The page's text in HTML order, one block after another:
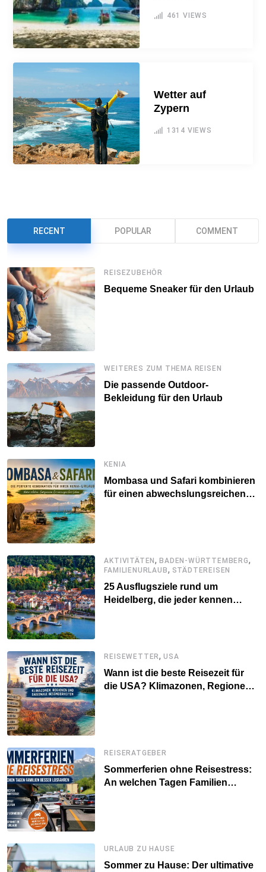
461 VIEWS
Wetter auf
Zypern
1314 VIEWS
RECENT POPULAR COMMENT
REISEZUBEHÖR
Bequeme Sneaker für den Urlaub
WEITERES ZUM THEMA REISEN
Die passende Outdoor-
Bekleidung für den Urlaub
KENIA
Mombasa und Safari kombinieren
für einen abwechslungsreichen
AKTIVITÄTEN,BADEN-WÜRTTEMBERG,
FAMILIENURLAUB, STÄDTEREISEN
25 Ausflugsziele rund um
Heidelberg, die jeder kennen
REISEWETTER,USA
Wann ist die beste Reisezeit für
die USA? Klimazonen, Regionen
REISERATGEBER
Sommerferien ohne Reisestress:
An welchen Tagen Familien
URLAUB ZU HAUSE
Sommer zu Hause: Der ultimative